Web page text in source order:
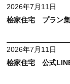
2026年7月11日
桧家住宅 プラン集
2026年7月11日
桧家住宅 公式